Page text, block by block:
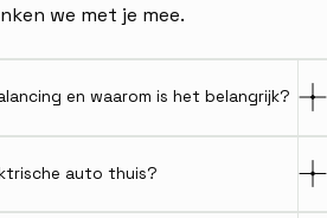
we met je mee.
en waarom is het belangrijk?
auto thuis?